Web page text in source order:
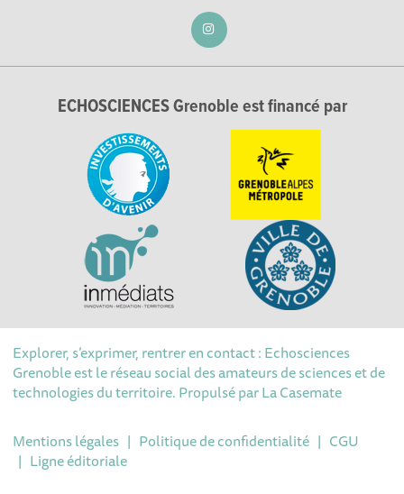
ECHOSCIENCES Grenoble est financé par
Explorer, s’exprimer, rentrer en contact : Echosciences
Grenoble est le réseau social des amateurs de sciences et de
technologies du territoire. Propulsé parLa Casemate
Mentions légales | Politique de confidentialité | CGU
| Ligne éditoriale